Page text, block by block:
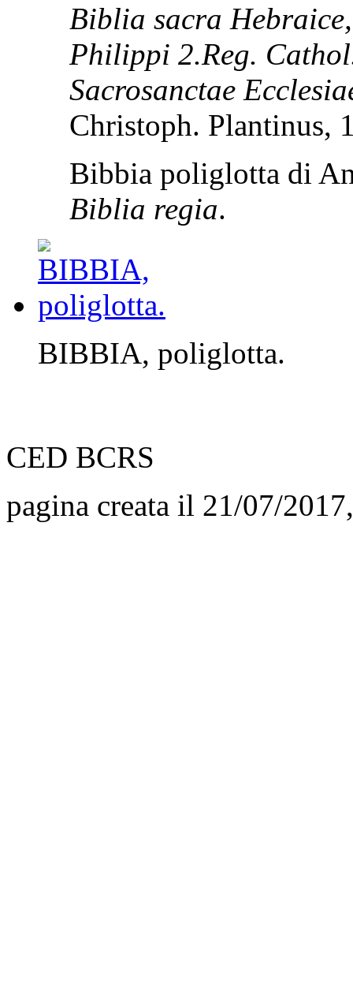
Biblia sacra
Philippi 2.Reg.
Sacrosanctae
Christoph. Plantinus,
Bibbia poliglotta di
Biblia regia.
BIBBIA, poliglotta.
CED BCRS
pagina creata il 21/07/